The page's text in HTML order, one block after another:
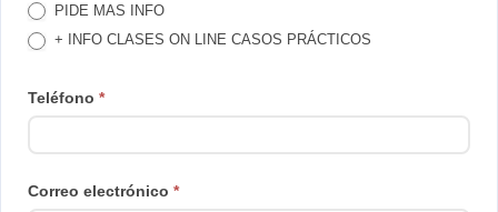
PIDE MAS INFO
+ INFO CLASES ON LINE CASOS PRÁCTICOS
Teléfono *
Correo electrónico *